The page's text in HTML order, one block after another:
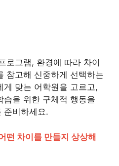
로그램, 환경에 따라 차이
참고해 신중하게 선택하는
게 맞는 어학원을 고르고,
습을 위한 구체적 행동을
준비하세요.
떤 차이를 만들지 상상해